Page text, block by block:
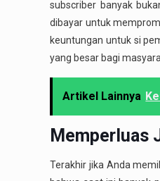
subscriber banyak
dibayar untuk
keuntungan untuk si
yang besar bagi
Artikel Lainnya
Memperluas
Terakhir jika Anda